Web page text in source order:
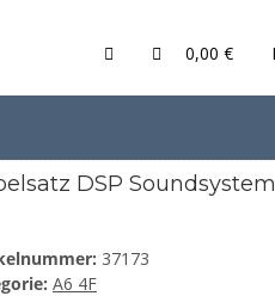
0,00 €
DSP
37173
A6 4F